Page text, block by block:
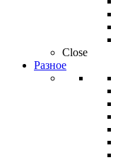
Close
Разное